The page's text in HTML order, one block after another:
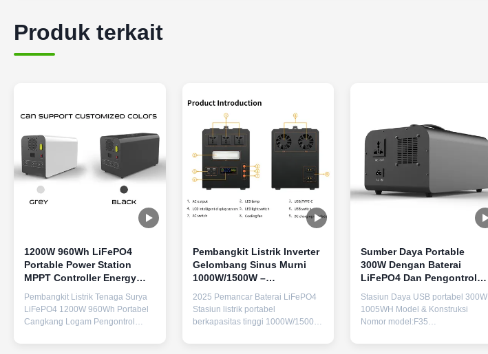
Produk terkait
1200W 960Wh LiFePO4
Portable Power Station
MPPT Controller Energy
Storage Power Supply
Pembangkit Listrik Tenaga Surya
LiFePO4 1200W 960Wh Portabel
Cangkang Logam Pengontrol
Daya Darurat Rumah Luar
Pembangkit Listrik Inverter
Gelombang Sinus Murni
1000W/1500W –
Penyimpanan Energi
Baterai LiFePO4 dengan
BMS Cerdas & Pengisian
2025 Pemancar Baterai LiFePO4
Stasiun listrik portabel
berkapasitas tinggi 1000W/1500W
sinus murni, menampilkan 3 outlet
Sumber Daya Portable
300W Dengan Baterai
LiFePO4 Dan Pengontrol
MPPT Untuk Pengisian
Surya
Stasiun Daya USB portabel 300W
1005WH Model & Konstruksi
Nomor model:F35
Spesifikasi Fisik Berat:90,5 kg